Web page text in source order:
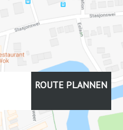
ROUTE PLANNEN